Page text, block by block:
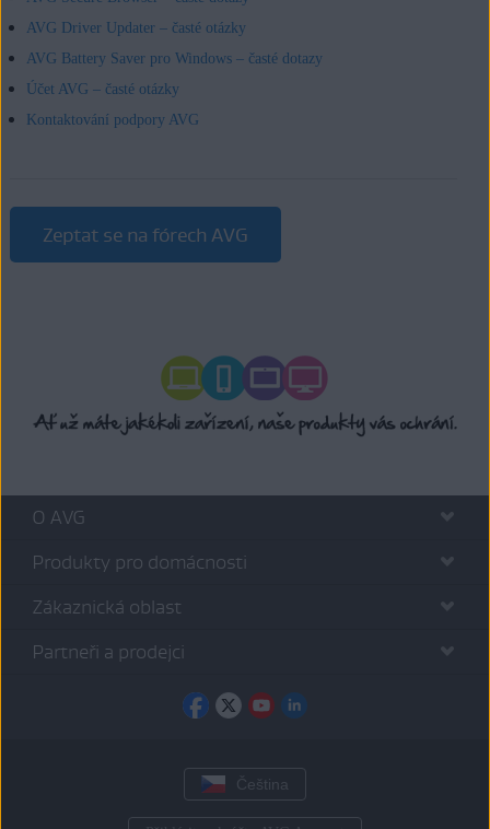
AVG Driver Updater – časté otázky
AVG Battery Saver pro Windows – časté dotazy
Účet AVG – časté otázky
Kontaktování podpory AVG
Zeptat se na fórech AVG
O AVG
Produkty pro domácnosti
Zákaznická oblast
Partneři a prodejci
Čeština